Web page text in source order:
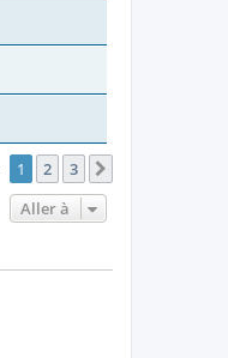
1 2 3
Aller à